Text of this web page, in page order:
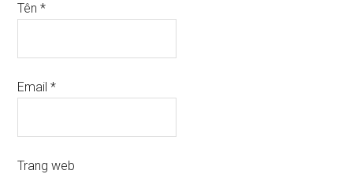
Tên*
Email*
Trang web